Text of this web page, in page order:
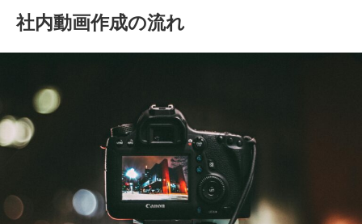
社内動画作成の流れ